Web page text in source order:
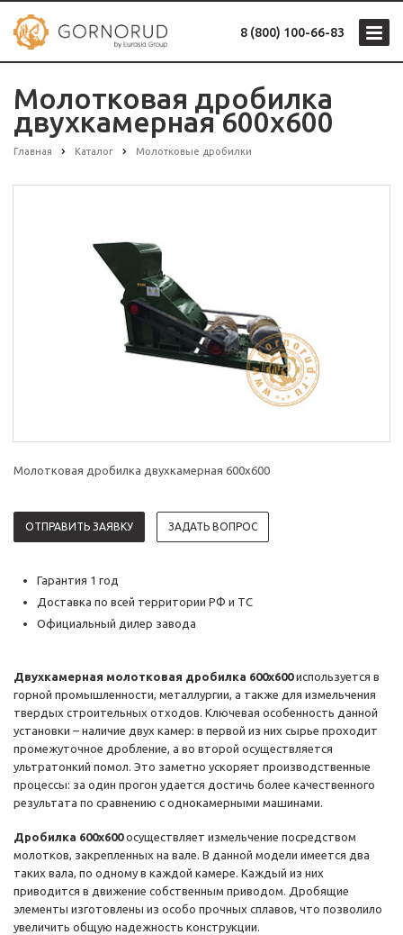
8 (800) 100-66-83
Молотковая дробилка
двухкамерная 600х600
Главная Каталог Молотковые дробилки
Молотковая дробилка двухкамерная 600х600
ОТПРАВИТЬ ЗАЯВКУ ЗАДАТЬ ВОПРОС
Гарантия 1 год
Доставка по всей территории РФ и ТС
Официальный дилер завода
Двухкамерная молотковая дробилка 600х600используется в
горной промышленности, металлургии, а также для измельчения
твердых строительных отходов. Ключевая особенность данной
установки – наличие двух камер: в первой из них сырье проходит
промежуточное дробление, а во второй осуществляется
ультратонкий помол. Это заметно ускоряет производственные
процессы: за один прогон удается достичь более качественного
результата по сравнению с однокамерными машинами.
Дробилка 600х600осуществляет измельчение посредством
молотков, закрепленных на вале. В данной модели имеется два
таких вала, по одному в каждой камере. Каждый из них
приводится в движение собственным приводом. Дробящие
элементы изготовлены из особо прочных сплавов, что позволило
увеличить общую надежность конструкции.